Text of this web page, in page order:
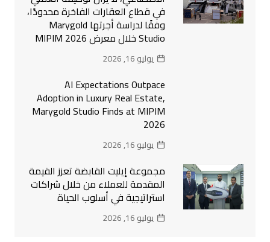
في قطاع العقارات الفاخرة محدودًا،
وفقًا لدراسة أجرتها Marygold
Studio خلال معرض MIPIM 2026
يوليو 16, 2026
AI Expectations Outpace
Adoption in Luxury Real Estate,
Marygold Studio Finds at MIPIM
2026
يوليو 16, 2026
مجموعة إيليت القابضة تعزز القيمة
المقدمة للعملاء من خلال شراكات
استراتيجية في أسلوب الحياة
يوليو 16, 2026